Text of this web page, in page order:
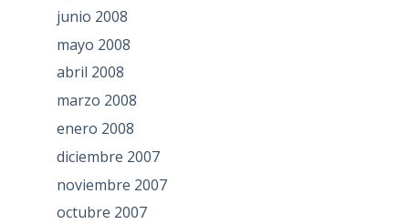
junio 2008
mayo 2008
abril 2008
marzo 2008
enero 2008
diciembre 2007
noviembre 2007
octubre 2007